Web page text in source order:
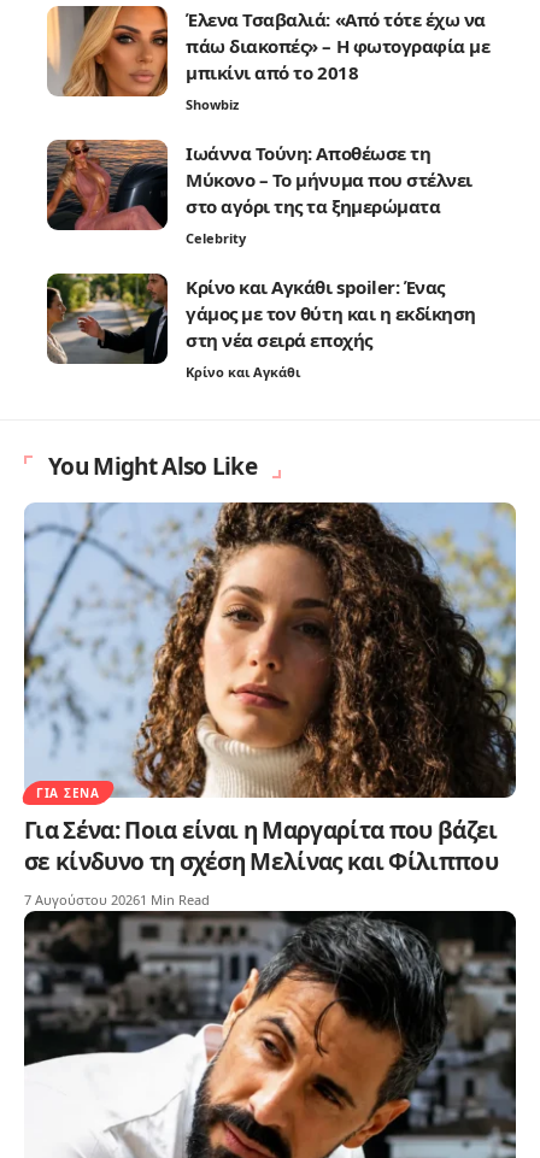
Έλενα Τσαβαλιά: «Από τότε έχω να
πάω διακοπές» – Η φωτογραφία με
μπικίνι από το 2018
Showbiz
Ιωάννα Τούνη: Αποθέωσε τη
Μύκονο – Το μήνυμα που στέλνει
στο αγόρι της τα ξημερώματα
Celebrity
Κρίνο και Αγκάθι spoiler: Ένας
γάμος με τον θύτη και η εκδίκηση
στη νέα σειρά εποχής
Κρίνο και Αγκάθι
You Might Also Like
ΓΙΑ ΣΈΝΑ
Για Σένα: Ποια είναι η Μαργαρίτα που βάζει
σε κίνδυνο τη σχέση Μελίνας και Φίλιππου
7 Αυγούστου 20261 Min Read